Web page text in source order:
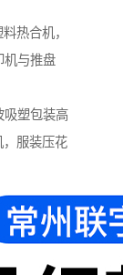
热合机，
机与推盘
塑包装高
，服装压花